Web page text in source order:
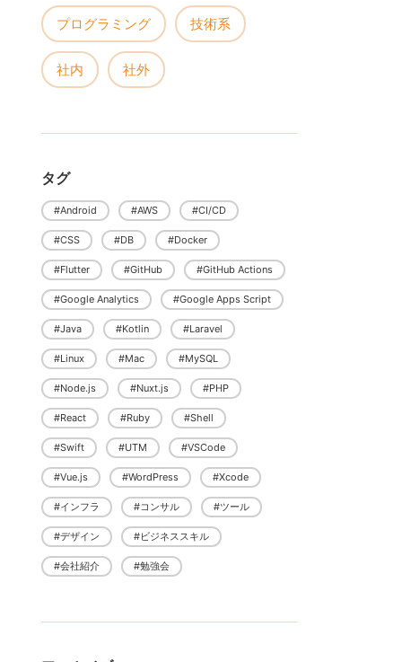
プログラミング 技術系
社内 社外
タグ
#Android #AWS #CI/CD
#CSS #DB #Docker
#Flutter #GitHub #GitHub Actions
#Google Analytics #Google Apps Script
#Java #Kotlin #Laravel
#Linux #Mac #MySQL
#Node.js #Nuxt.js #PHP
#React #Ruby #Shell
#Swift #UTM #VSCode
#Vue.js #WordPress #Xcode
#インフラ #コンサル #ツール
#デザイン #ビジネススキル
#会社紹介 #勉強会